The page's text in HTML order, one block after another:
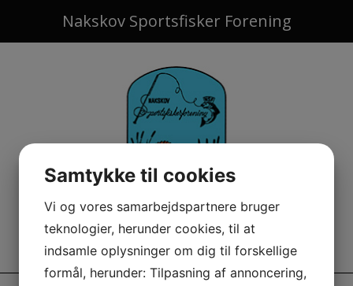
indholdet
Nakskov Sportsfisker Forening
Samtykke til cookies
Vi og vores samarbejdspartnere bruger
teknologier, herunder cookies, til at
indsamle oplysninger om dig til forskellige
formål, herunder: Tilpasning af annoncering,